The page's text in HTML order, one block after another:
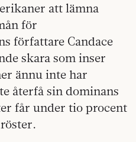
att lämna
för
författare Candace
skara som inser
ännu inte har
återfå sin dominans
får under tio procent